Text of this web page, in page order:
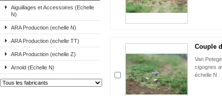
Aiguillages et Accessoires (Echelle
N)
ARA Production (echelle N)
ARA Production (echelle TT)
ARA Production (echelle Z)
Arnold (Echelle N)
Couple
Van
cigognes
échelle N